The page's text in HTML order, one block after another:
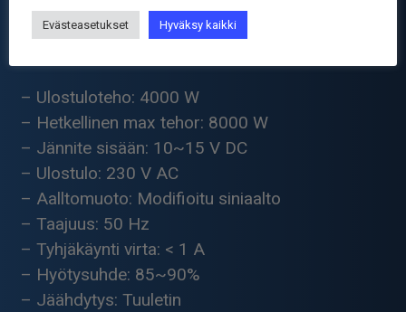
Invertteri 4000W teho. Kaukosäädin kuuluu
toimitukseen.
– Ulostuloteho: 4000 W
– Hetkellinen max tehor: 8000 W
– Jännite sisään: 10~15 V DC
– Ulostulo: 230 V AC
– Aalltomuoto: Modifioitu siniaalto
– Taajuus: 50 Hz
– Tyhjäkäynti virta: < 1 A
– Hyötysuhde: 85~90%
– Jäähdytys: Tuuletin
Evästeasetukset Hyväksy kaikki